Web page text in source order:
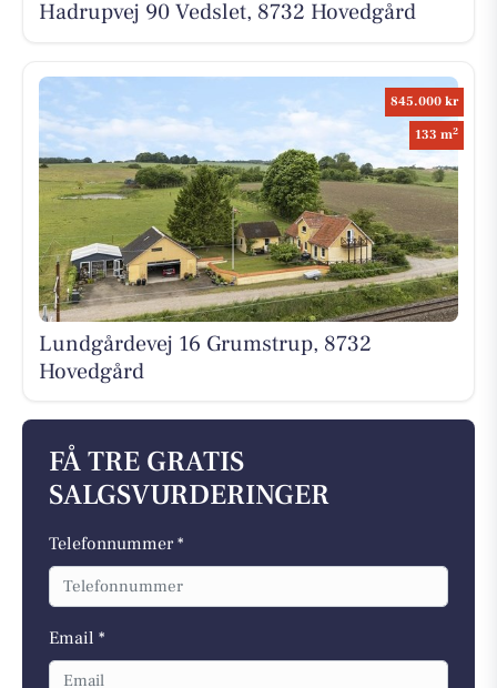
Hadrupvej 90 Vedslet, 8732 Hovedgård
845.000 kr
133 m2
Lundgårdevej 16 Grumstrup, 8732
Hovedgård
FÅ TRE GRATIS
SALGSVURDERINGER
Telefonnummer *
Email *